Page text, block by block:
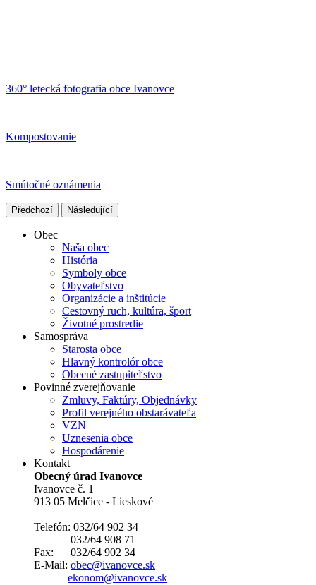
360° letecká fotografia obce Ivanovce
Kompostovanie
Smútočné oznámenia
Předchozí Následující
Obec
Naša obec
História
Symboly obce
Obyvateľstvo
Organizácie a inštitúcie
Cestovný ruch, kultúra, šport
Životné prostredie
Samospráva
Starosta obce
Hlavný kontrolór obce
Obecné zastupiteľstvo
Povinné zverejňovanie
Zmluvy, Faktúry, Objednávky
Profil verejného obstarávateľa
VZN
Uznesenia obce
Hospodárenie
Kontakt
Obecný úrad Ivanovce
Ivanovce č. 1
913 05 Melčice - Lieskové
Telefón: 032/64 902 34
032/64 908 71
Fax: 032/64 902 34
E-Mail: obec@ivanovce.sk
ekonom@ivanovce.sk